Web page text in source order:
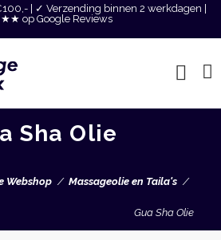
| ✓ Verzending binnen 2 werkdagen |
op Google Reviews
Sha Olie
Webshop Massageolie en Taila's
Gua Sha Olie